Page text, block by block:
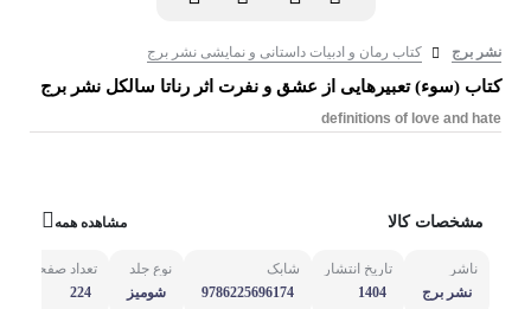
نشر برج کتاب رمان و ادبیات داستانی و نمایشی نشر برج
کتاب (سوء) تعبیرهایی از عشق و نفرت اثر رناتا سالکل نشر برج
definitions of love and hate
مشخصات کالا مشاهده همه
ناشر
نشر برج
تاریخ انتشار
1404
شابک
9786225696174
نوع جلد
شومیز
تعداد صفحه
224